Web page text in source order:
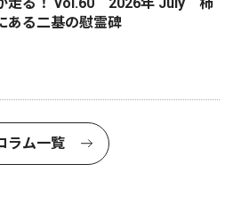
ある二基の慰霊碑
ラム一覧